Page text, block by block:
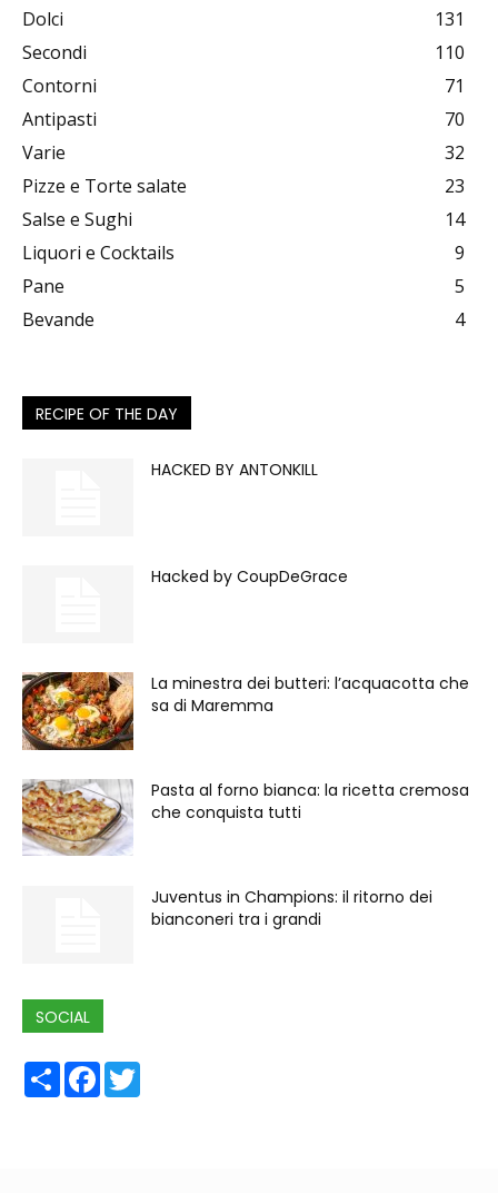
Dolci
131
Secondi
110
Contorni
71
Antipasti
70
Varie
32
Pizze e Torte salate
23
Salse e Sughi
14
Liquori e Cocktails
9
Pane
5
Bevande
4
RECIPE OF THE DAY
HACKED BY ANTONKILL
Hacked by CoupDeGrace
La minestra dei butteri: l’acquacotta che
sa di Maremma
Pasta al forno bianca: la ricetta cremosa
che conquista tutti
Juventus in Champions: il ritorno dei
bianconeri tra i grandi
SOCIAL
ShareFacebook